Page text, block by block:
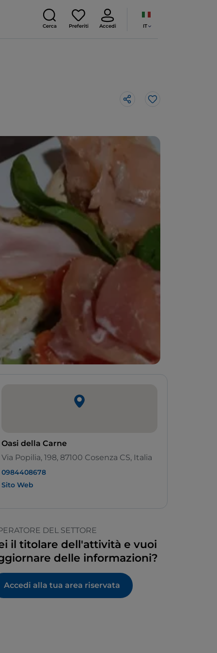
Cerca Preferiti Accedi IT
Like
Oasi della Carne
Via Popilia, 198, 87100 Cosenza CS, Italia
0984408678
Sito Web
DEL SETTORE
il titolare dell'attività e vuoi
delle informazioni?
Accedi alla tua area riservata